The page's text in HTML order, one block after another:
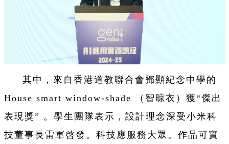
其中，來自香港道教聯合會鄧顯紀念中學的
House smart window-shade （智晾衣）獲“傑出
表現獎” 。學生團隊表示，設計理念深受小米科
技董事長雷軍啓發。科技應服務大眾。作品可實